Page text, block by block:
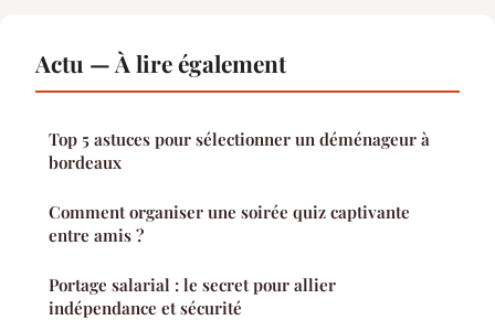
Actu — À lire également
Top 5 astuces pour sélectionner un déménageur à
bordeaux
Comment organiser une soirée quiz captivante
entre amis ?
Portage salarial : le secret pour allier
indépendance et sécurité